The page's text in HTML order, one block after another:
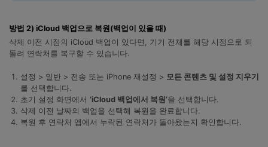
방법 2) iCloud 백업으로 복원(백업이 있을 때)
삭제 이전 시점의 iCloud 백업이 있다면, 기기 전체를 해당 시점으로 되
돌려 연락처를 복구할 수 있습니다.
설정 > 일반 > 전송 또는 iPhone 재설정 > 모든 콘텐츠 및 설정 지우기
를 선택합니다.
초기 설정 화면에서 ‘iCloud 백업에서 복원’을 선택합니다.
삭제 이전 날짜의 백업을 선택해 복원을 완료합니다.
복원 후 연락처 앱에서 누락된 연락처가 돌아왔는지 확인합니다.